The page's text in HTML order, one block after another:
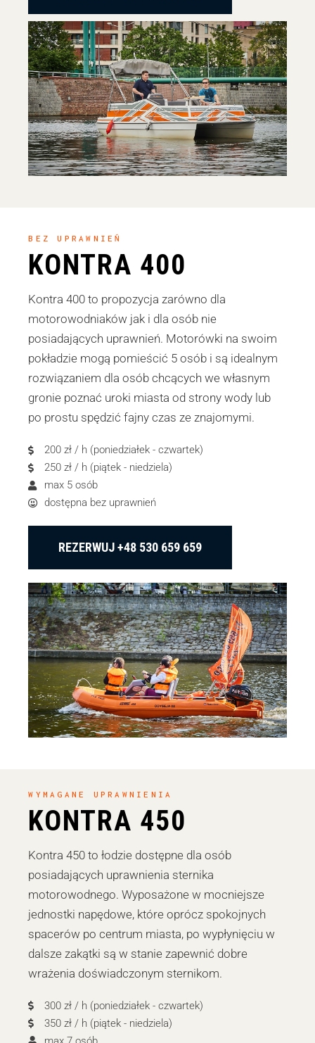
BEZ UPRAWNIEŃ
KONTRA 400
Kontra 400 to propozycja zarówno dla
motorowodniaków jak i dla osób nie
posiadających uprawnień. Motorówki na swoim
pokładzie mogą pomieścić 5 osób i są idealnym
rozwiązaniem dla osób chcących we własnym
gronie poznać uroki miasta od strony wody lub
po prostu spędzić fajny czas ze znajomymi.
200 zł / h (poniedziałek - czwartek)
250 zł / h (piątek - niedziela)
max 5 osób
dostępna bez uprawnień
REZERWUJ +48 530 659 659
WYMAGANE UPRAWNIENIA
KONTRA 450
Kontra 450 to łodzie dostępne dla osób
posiadających uprawnienia sternika
motorowodnego. Wyposażone w mocniejsze
jednostki napędowe, które oprócz spokojnych
spacerów po centrum miasta, po wypłynięciu w
dalsze zakątki są w stanie zapewnić dobre
wrażenia doświadczonym sternikom.
300 zł / h (poniedziałek - czwartek)
350 zł / h (piątek - niedziela)